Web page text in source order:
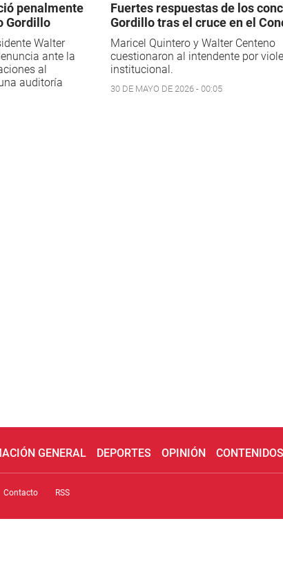
penalmente
Gordillo
Walter
ante la
al
auditoría
Fuertes respuestas de los
Gordillo tras el cruce en el
Maricel Quintero y Walter Centeno
cuestionaron al intendente por
institucional.
30 DE MAYO DE 2026 - 00:05
GENERAL DEPORTES OPINIÓN CONTENIDOS
Contacto RSS